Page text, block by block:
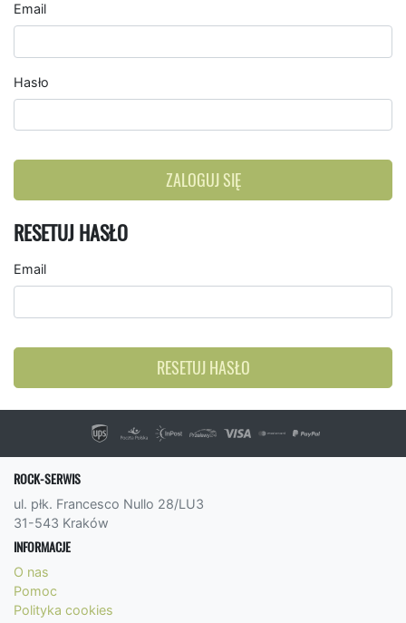
Email
Hasło
ZALOGUJ SIĘ
RESETUJ HASŁO
Email
RESETUJ HASŁO
ROCK-SERWIS
ul. płk. Francesco Nullo 28/LU3
31-543 Kraków
INFORMACJE
O nas
Pomoc
Polityka cookies